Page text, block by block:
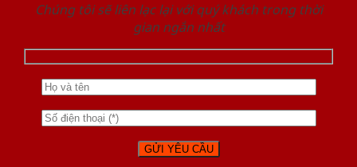
Chúng tôi sẽ liên lạc lại với quý khách trong thời
gian ngắn nhất